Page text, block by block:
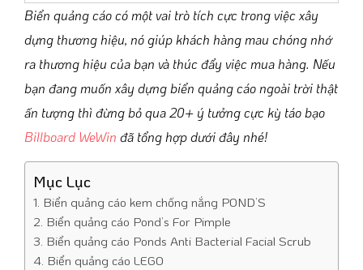
Biển quảng cáo có một vai trò tích cực trong việc xây
dựng thương hiệu, nó giúp khách hàng mau chóng nhớ
ra thương hiệu của bạn và thúc đẩy việc mua hàng. Nếu
bạn đang muốn xây dựng biển quảng cáo ngoài trời thật
ấn tượng thì đừng bỏ qua 20+ ý tưởng cực kỳ táo bạo
Billboard WeWin đã tổng hợp dưới đây nhé!
Mục Lục
1. Biển quảng cáo kem chống nắng POND’S
2. Biển quảng cáo Pond’s For Pimple
3. Biển quảng cáo Ponds Anti Bacterial Facial Scrub
4. Biển quảng cáo LEGO